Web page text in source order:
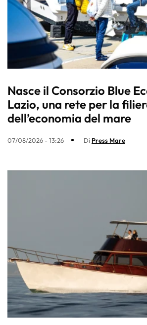
Nasce il Consorzio Blue
Lazio, una rete per la
dell’economia del mare
07/08/2026 - 13:26 Di Press Mare